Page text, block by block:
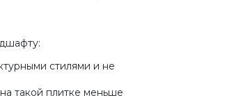
стилями и не
такой плитке меньше